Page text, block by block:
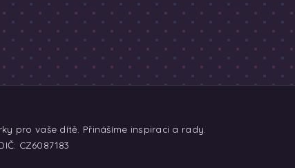
pro vaše dítě. Přinášíme inspiraci a rady.
CZ6087183